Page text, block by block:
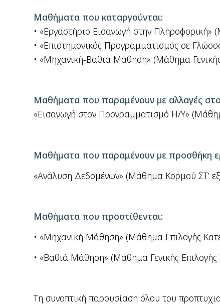
Μαθήματα που καταργούνται:
• «Εργαστήριο Εισαγωγή στην
• «Επιστημονικός Προγραμματισμός σε
• «Μηχανική-Βαθιά Μάθηση» (Μάθημα
Μαθήματα που παραμένουν µε αλλαγές
«Εισαγωγή στον Προγραμματισμό Η/Υ»
Μαθήματα που παραμένουν µε προσθήκη
«Ανάλυση Δεδομένων» (Μάθημα Κορμού ΣΤ’
Μαθήματα που προστίθενται:
• «Μηχανική Μάθηση» (Μάθημα Επιλογής
• «Βαθιά Μάθηση» (Μάθημα Γενικής
Τη συνοπτική παρουσίαση όλου του